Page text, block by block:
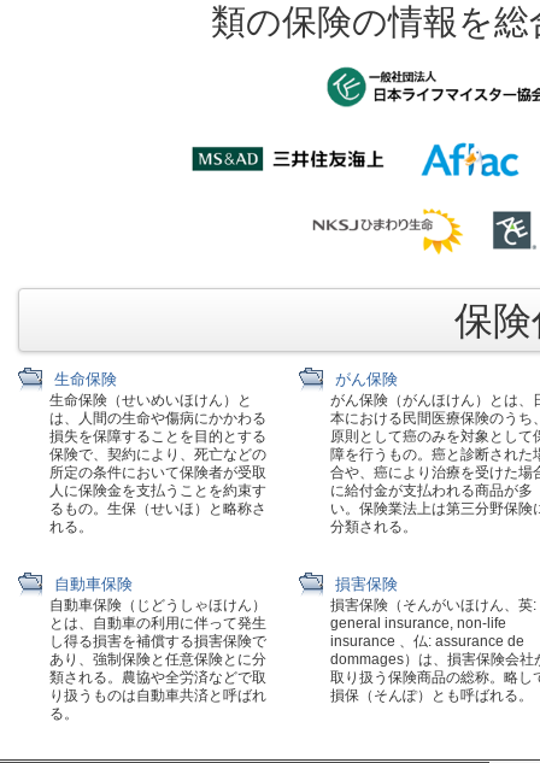
類の保険の情報を
保
生命保険
生命保険（せいめいほけん）と
は、人間の生命や傷病にかかわる
損失を保障することを目的とする
保険で、契約により、死亡などの
所定の条件において保険者が受取
人に保険金を支払うことを約束す
るもの。生保（せいほ）と略称さ
れる。
がん保険
がん保険（がんほけん）とは、
本における民間医療保険のうち
原則として癌のみを対象として
障を行うもの。癌と診断された
合や、癌により治療を受けた場
に給付金が支払われる商品が多
い。保険業法上は第三分野保険
分類される。
自動車保険
自動車保険（じどうしゃほけん）
とは、自動車の利用に伴って発生
し得る損害を補償する損害保険で
あり、強制保険と任意保険とに分
類される。農協や全労済などで取
り扱うものは自動車共済と呼ばれ
る。
損害保険
損害保険（そんがいほけん、英:
general insurance, non-life
insurance 、仏: assurance de
dommages）は、損害保険会社
取り扱う保険商品の総称。略し
損保（そんぽ）とも呼ばれる。